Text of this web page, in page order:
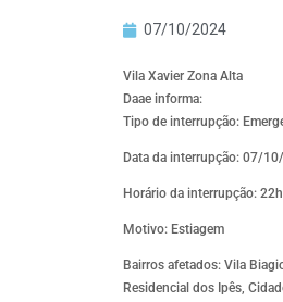
07/10/2024
Vila Xavier Zona Alta
Daae informa:
Tipo de interrupção:
Data da interrupção: 07/
Horário da interrupção:
Motivo: Estiagem
Bairros afetados: Vila
Residencial dos Ipês,